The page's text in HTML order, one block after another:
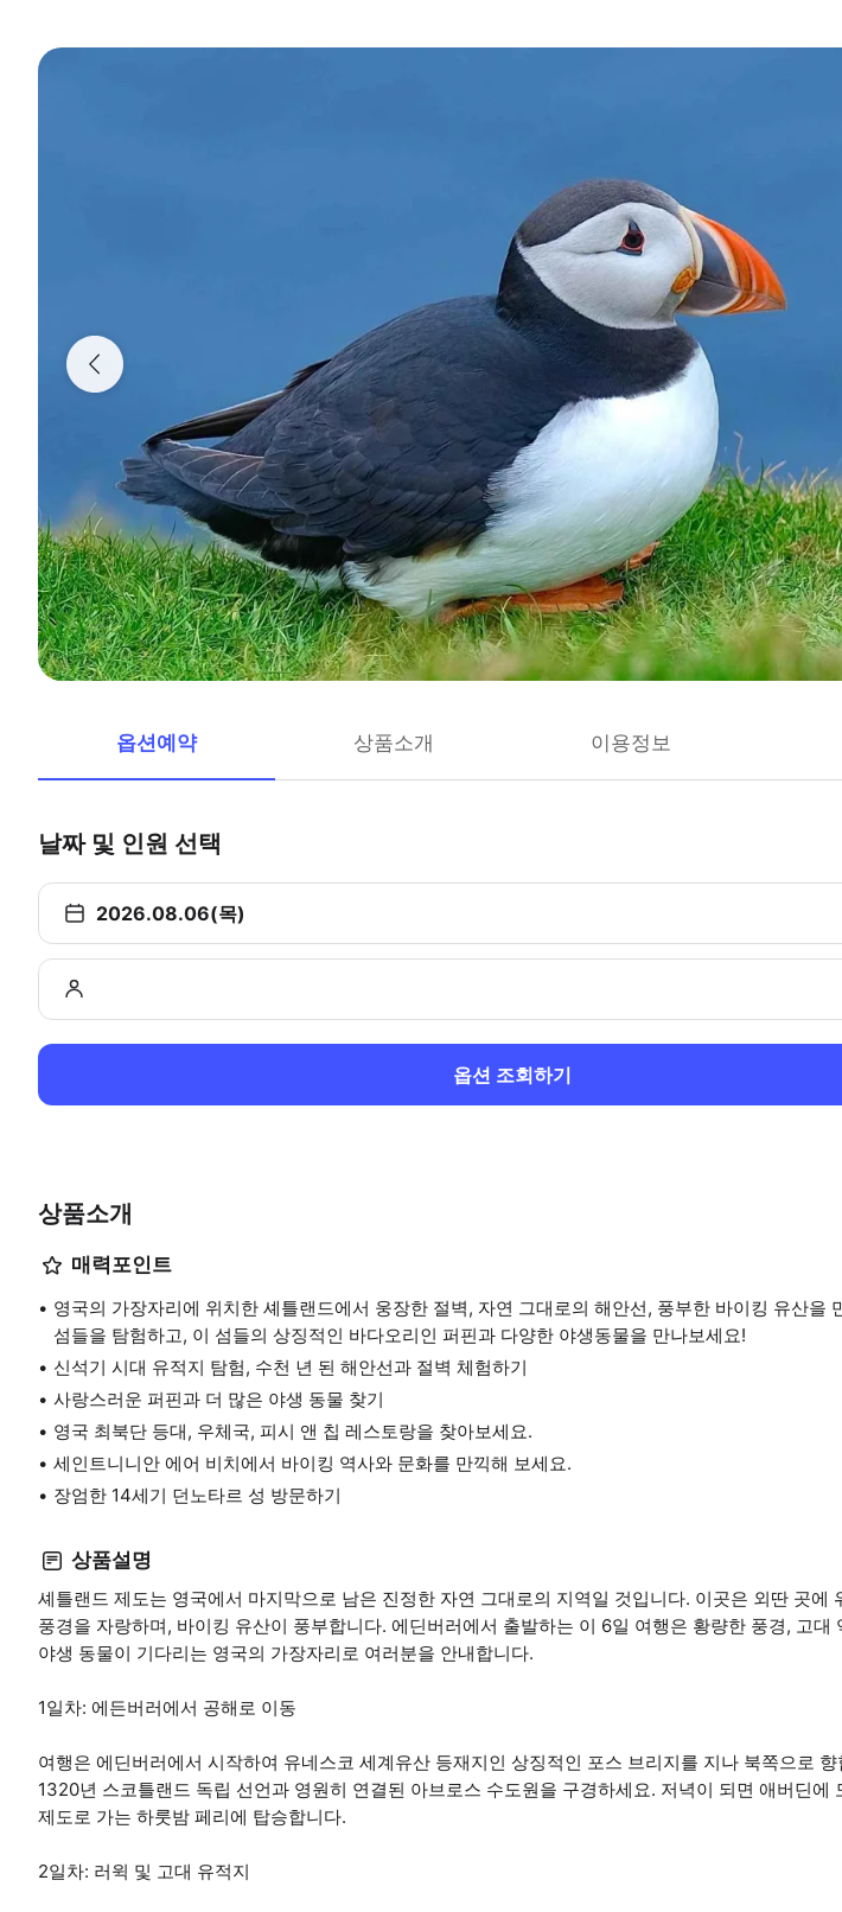
옵션예약 상품소개 이용정보
날짜 및 인원 선택
2026.08.06(목)
옵션 조회하기
상품소개
매력포인트
영국의 가장자리에 위치한 셰틀랜드에서 웅장한 절벽, 자연 그대로의 해안선, 풍부한 바이킹 유산을
섬들을 탐험하고, 이 섬들의 상징적인 바다오리인 퍼핀과 다양한 야생동물을 만나보세요!
신석기 시대 유적지 탐험, 수천 년 된 해안선과 절벽 체험하기
사랑스러운 퍼핀과 더 많은 야생 동물 찾기
영국 최북단 등대, 우체국, 피시 앤 칩 레스토랑을 찾아보세요.
세인트니니안 에어 비치에서 바이킹 역사와 문화를 만끽해 보세요.
장엄한 14세기 던노타르 성 방문하기
상품설명
셰틀랜드 제도는 영국에서 마지막으로 남은 진정한 자연 그대로의 지역일 것입니다. 이곳은 외딴 곳에
풍경을 자랑하며, 바이킹 유산이 풍부합니다. 에딘버러에서 출발하는 이 6일 여행은 황량한 풍경, 고대
야생 동물이 기다리는 영국의 가장자리로 여러분을 안내합니다.
1일차: 에든버러에서 공해로 이동
여행은 에딘버러에서 시작하여 유네스코 세계유산 등재지인 상징적인 포스 브리지를 지나 북쪽으로
1320년 스코틀랜드 독립 선언과 영원히 연결된 아브로스 수도원을 구경하세요. 저녁이 되면 애버딘에
제도로 가는 하룻밤 페리에 탑승합니다.
2일차: 러윅 및 고대 유적지